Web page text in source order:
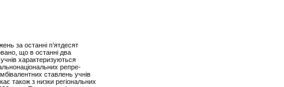
за останні п’ятдесят
що в останні два
характеризуються
репре-
ставлень учнів
також з низки регіональних